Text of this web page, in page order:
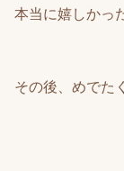
本当に嬉しかっ
その後、めでた